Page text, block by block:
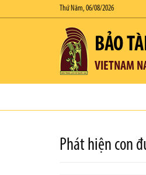
Thứ Năm, 06/08/2026
BẢO
VIETNAM
Phát hiện con